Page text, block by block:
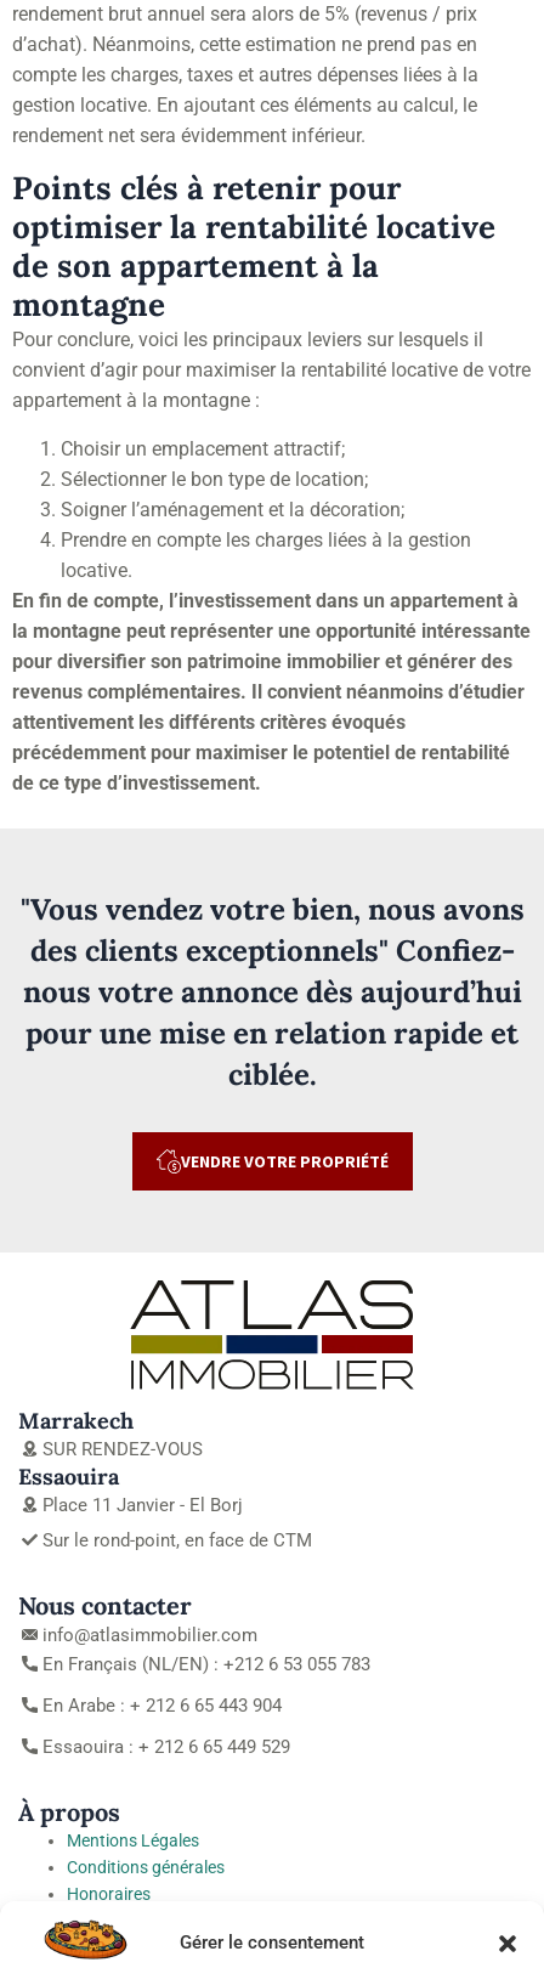
Gérer le consentement
rendement brut annuel sera alors de 5% (revenus / prix
d’achat). Néanmoins, cette estimation ne prend pas en
compte les charges, taxes et autres dépenses liées à la
gestion locative. En ajoutant ces éléments au calcul, le
rendement net sera évidemment inférieur.
Points clés à retenir pour
optimiser la rentabilité locative
de son appartement à la
montagne
Pour conclure, voici les principaux leviers sur lesquels il
convient d’agir pour maximiser la rentabilité locative de votre
appartement à la montagne :
Choisir un emplacement attractif;
Sélectionner le bon type de location;
Soigner l’aménagement et la décoration;
Prendre en compte les charges liées à la gestion
locative.
En fin de compte, l’investissement dans un appartement à
la montagne peut représenter une opportunité intéressante
pour diversifier son patrimoine immobilier et générer des
revenus complémentaires. Il convient néanmoins d’étudier
attentivement les différents critères évoqués
précédemment pour maximiser le potentiel de rentabilité
de ce type d’investissement.
"Vous vendez votre bien, nous avons
des clients exceptionnels" Confiez-
nous votre annonce dès aujourd’hui
pour une mise en relation rapide et
ciblée.
VENDRE VOTRE PROPRIÉTÉ
Marrakech
SUR RENDEZ-VOUS
Essaouira
Place 11 Janvier - El Borj
Sur le rond-point, en face de CTM
Nous contacter
info@atlasimmobilier.com
En Français (NL/EN) : +212 6 53 055 783
En Arabe : + 212 6 65 443 904
Essaouira : + 212 6 65 449 529
À propos
Mentions Légales
Conditions générales
Honoraires
Charte de protection des Données à caractère personnel
Préférences cookies